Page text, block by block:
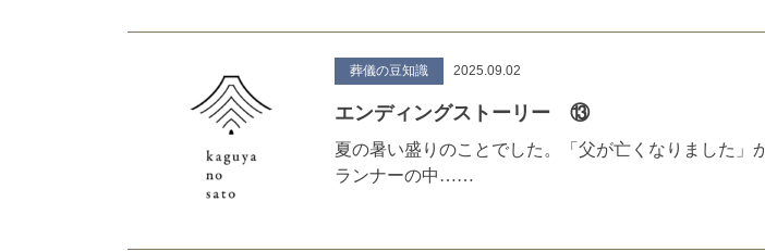
葬儀の豆知識 2025.09.02
エンディングストーリー ⑬
夏の暑い盛りのことでした。「父が亡くなりました
ランナーの中……